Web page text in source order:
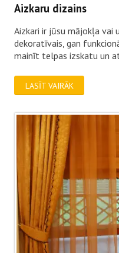
Aizkaru dizains
Aizkari ir jūsu mājokļa vai
dekoratīvais, gan
mainīt telpas izskatu un
LASĪT VAIRĀK